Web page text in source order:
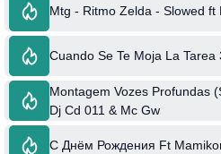
Mtg - Ritmo Zelda - Slowed ft
Cuando Se Te Moja La Tarea
Montagem Vozes Profundas
Dj Cd 011 & Mc Gw
С Днём Рождения Ft